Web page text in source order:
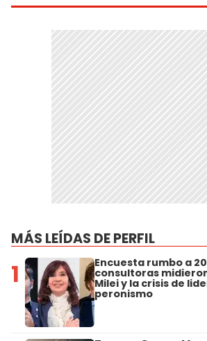
MÁS LEÍDAS DE PERFIL
1 Encuesta rumbo a
consultoras
Milei y la crisis de
peronismo